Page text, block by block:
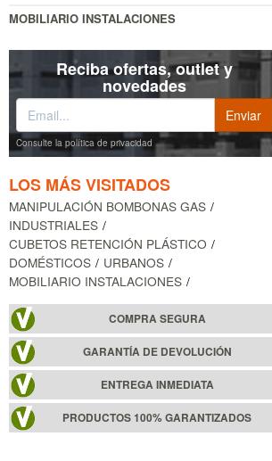
MOBILIARIO INSTALACIONES
Reciba ofertas, outlet y
novedades
Consulte la política de privacidad
LOS MÁS VISITADOS
MANIPULACIÓN BOMBONAS GAS
INDUSTRIALES
CUBETOS RETENCIÓN PLÁSTICO
DOMÉSTICOS
URBANOS
MOBILIARIO INSTALACIONES
COMPRA SEGURA
GARANTÍA DE DEVOLUCIÓN
ENTREGA INMEDIATA
PRODUCTOS 100% GARANTIZADOS